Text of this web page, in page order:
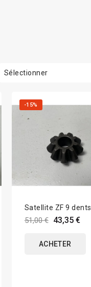
Sélectionner
-15%
Satellite ZF 9 dents
51,00 € 43,35 €
ACHETER